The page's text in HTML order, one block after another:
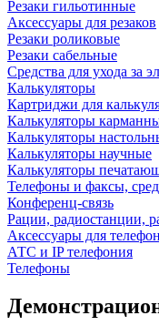
Резаки гильотинные
Аксессуары для резаков
Резаки роликовые
Резаки сабельные
Средства для ухода за
Калькуляторы
Картриджи для
Калькуляторы
Калькуляторы
Калькуляторы научные
Калькуляторы
Телефоны и факсы,
Конференц-связь
Рации, радиостанции,
Аксессуары для
АТС и IP телефония
Телефоны